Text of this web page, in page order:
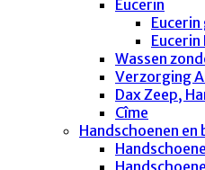
Eucerin
Wassen
Verzorging
Dax Zeep,
Cîme
Handschoenen